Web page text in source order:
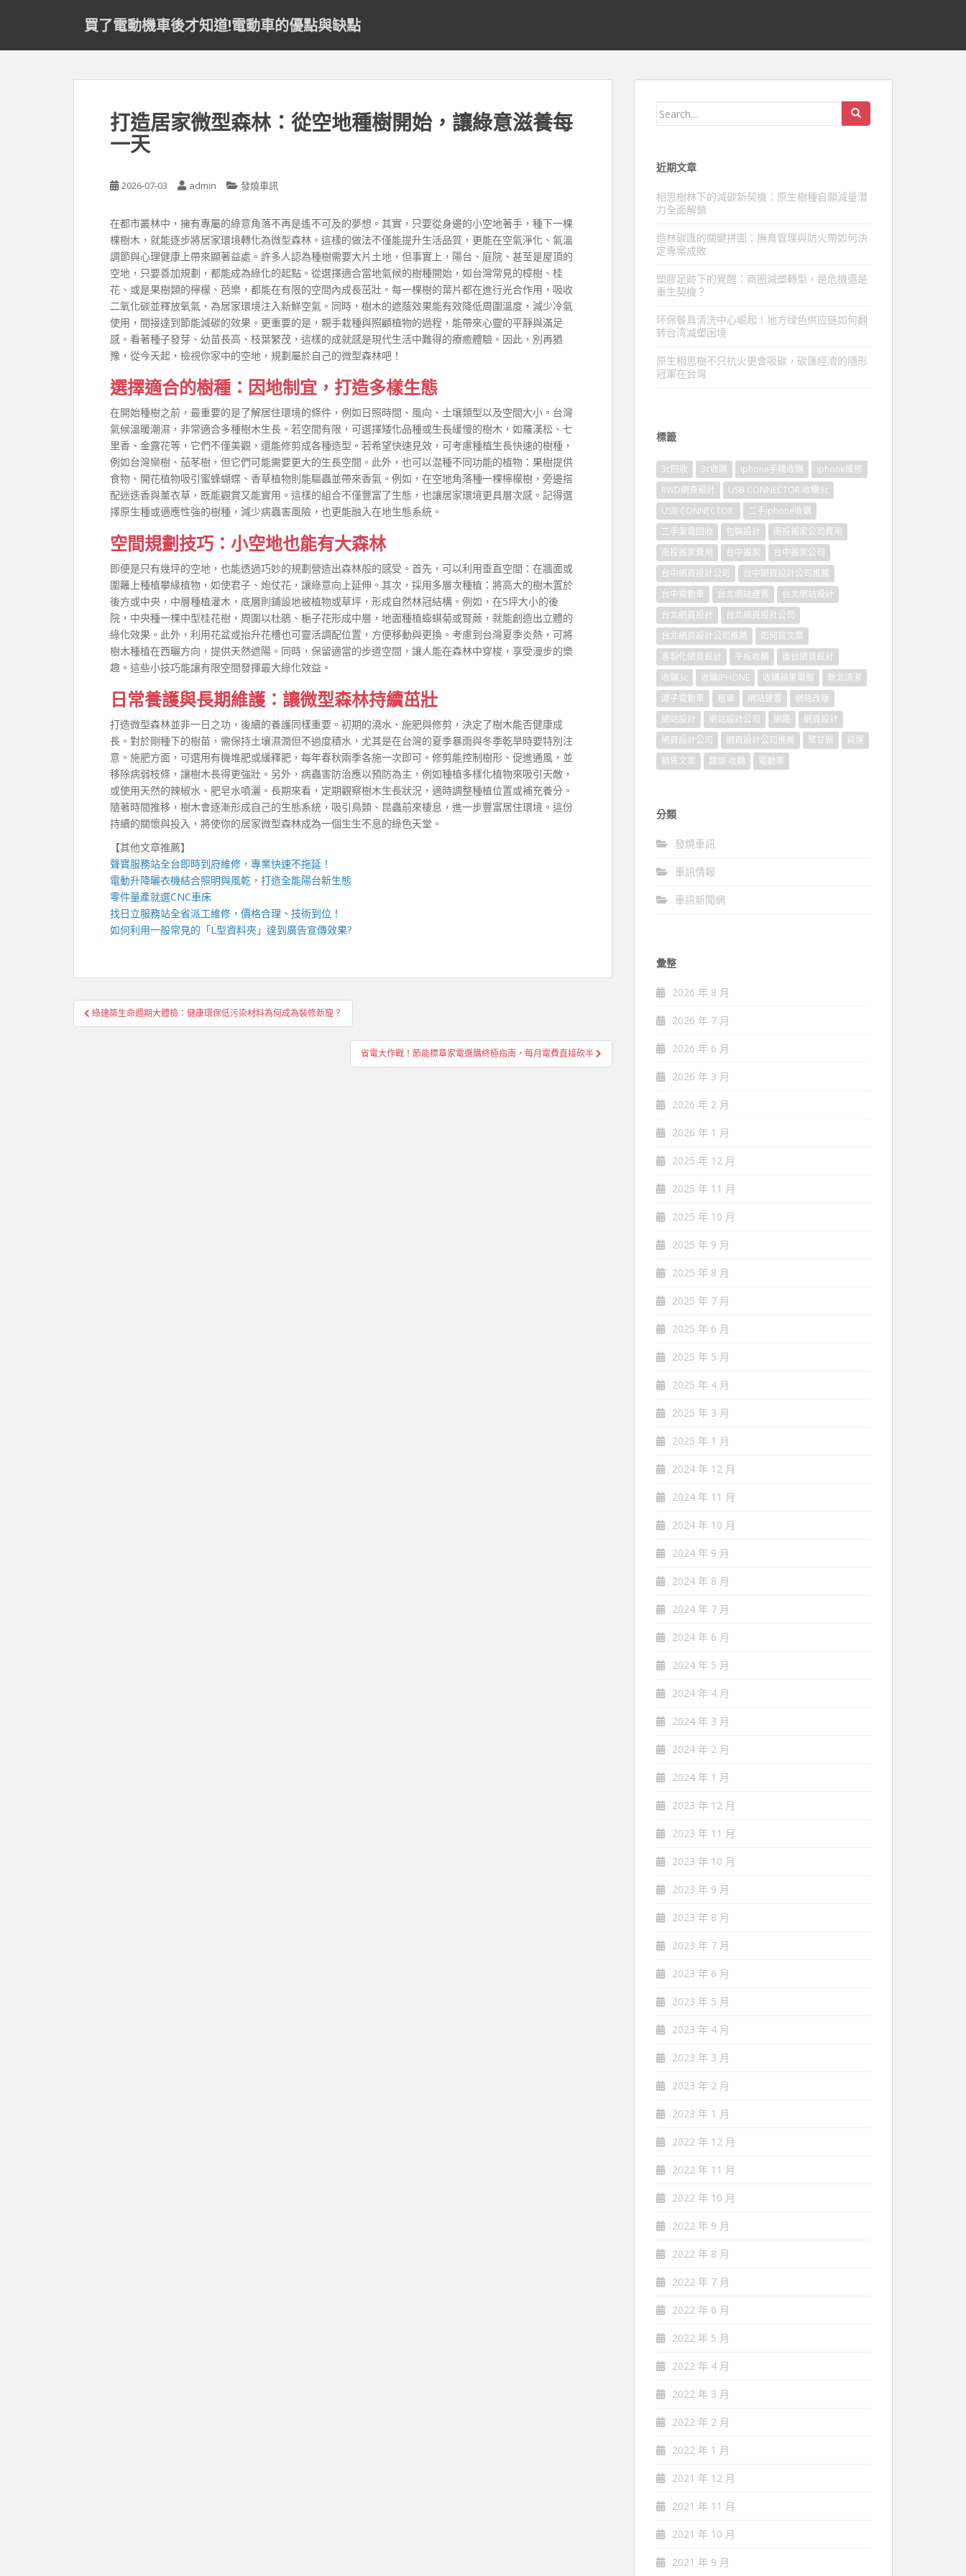
買了電動機車後才知道!電動車的優點與缺點
打造居家微型森林：從空地種樹開始，讓綠意滋養每
一天
2026-07-03 admin 發燒車訊
在都市叢林中，擁有專屬的綠意角落不再是遙不可及的夢想。其實，只要從身邊的小空地著手，種下一棵
棵樹木，就能逐步將居家環境轉化為微型森林。這樣的做法不僅能提升生活品質，更能在空氣淨化、氣溫
調節與心理健康上帶來顯著益處。許多人認為種樹需要大片土地，但事實上，陽台、庭院、甚至是屋頂的
空地，只要善加規劃，都能成為綠化的起點。從選擇適合當地氣候的樹種開始，如台灣常見的樟樹、桂
花、或是果樹類的檸檬、芭樂，都能在有限的空間內成長茁壯。每一棵樹的葉片都在進行光合作用，吸收
二氧化碳並釋放氧氣，為居家環境注入新鮮空氣。同時，樹木的遮蔭效果能有效降低周圍溫度，減少冷氣
使用，間接達到節能減碳的效果。更重要的是，親手栽種與照顧植物的過程，能帶來心靈的平靜與滿足
感。看著種子發芽、幼苗長高、枝葉繁茂，這樣的成就感是現代生活中難得的療癒體驗。因此，別再猶
豫，從今天起，檢視你家中的空地，規劃屬於自己的微型森林吧！
選擇適合的樹種：因地制宜，打造多樣生態
在開始種樹之前，最重要的是了解居住環境的條件，例如日照時間、風向、土壤類型以及空間大小。台灣
氣候溫暖潮濕，非常適合多種樹木生長。若空間有限，可選擇矮化品種或生長緩慢的樹木，如羅漢松、七
里香、金露花等，它們不僅美觀，還能修剪成各種造型。若希望快速見效，可考慮種植生長快速的樹種，
例如台灣欒樹、茄苳樹，但它們可能需要更大的生長空間。此外，也可以混種不同功能的植物：果樹提供
食物、開花植物吸引蜜蜂蝴蝶、香草植物則能驅蟲並帶來香氣。例如，在空地角落種一棵檸檬樹，旁邊搭
配迷迭香與薰衣草，既能觀賞又能實用。這樣的組合不僅豐富了生態，也讓居家環境更具層次感。記得選
擇原生種或適應性強的樹種，減少病蟲害風險，也更能融入在地生態系統。
空間規劃技巧：小空地也能有大森林
即便是只有幾坪的空地，也能透過巧妙的規劃營造出森林般的感受。首先，可以利用垂直空間：在牆面或
圍籬上種植攀緣植物，如使君子、炮仗花，讓綠意向上延伸。其次，採用多層次種植：將高大的樹木置於
後方或中央，中層種植灌木，底層則鋪設地被植物或草坪，形成自然林冠結構。例如，在5坪大小的後
院，中央種一棵中型桂花樹，周圍以杜鵑、梔子花形成中層，地面種植蟛蜞菊或腎蕨，就能創造出立體的
綠化效果。此外，利用花盆或抬升花槽也可靈活調配位置，方便移動與更換。考慮到台灣夏季炎熱，可將
樹木種植在西曬方向，提供天然遮陽。同時，保留適當的步道空間，讓人能在森林中穿梭，享受漫步的樂
趣。這些小技巧能讓有限空間發揮最大綠化效益。
日常養護與長期維護：讓微型森林持續茁壯
打造微型森林並非一日之功，後續的養護同樣重要。初期的澆水、施肥與修剪，決定了樹木能否健康成
長。對於剛種下的樹苗，需保持土壤濕潤但不過度積水，尤其是在台灣的夏季暴雨與冬季乾旱時要特別注
意。施肥方面，可選用有機堆肥或緩釋肥，每年春秋兩季各施一次即可。修剪能控制樹形、促進通風，並
移除病弱枝條，讓樹木長得更強壯。另外，病蟲害防治應以預防為主，例如種植多樣化植物來吸引天敵，
或使用天然的辣椒水、肥皂水噴灑。長期來看，定期觀察樹木生長狀況，適時調整種植位置或補充養分。
隨著時間推移，樹木會逐漸形成自己的生態系統，吸引鳥類、昆蟲前來棲息，進一步豐富居住環境。這份
持續的關懷與投入，將使你的居家微型森林成為一個生生不息的綠色天堂。
【其他文章推薦】
聲寶服務站全台即時到府維修，專業快速不拖延！
電動升降曬衣機結合照明與風乾，打造全能陽台新生態
零件量產就選CNC車床
找日立服務站全省派工維修，價格合理、技術到位！
如何利用一般常見的「L型資料夾」達到廣告宣傳效果?
文
章
綠建築生命週期大體檢：健康環保低污染材料為何成為裝修新寵？
省電大作戰！節能標章家電選購終極指南，每月電費直接砍半
Search
近期文章
相思樹林下的減碳新契機：原生樹種自願減量潛
力全面解鎖
造林碳匯的關鍵拼圖：撫育管理與防火帶如何決
定專案成敗
塑膠足跡下的覺醒：商圈減塑轉型，是危機還是
重生契機？
环保餐具清洗中心崛起！地方绿色供应链如何翻
转台湾减塑困境
原生相思樹不只抗火更會吸碳，碳匯經濟的隱形
冠軍在台灣
標籤
3c回收 3c收購 iphone手機收購
iphone維修
RWD網頁設計
USB CONNECTOR.收購3c
USB CONNECTOR
二手iphone收購
二手筆電回收
包裝設計
南投搬家公司費用
南投搬家費用
台中搬家
台中搬家公司
台中網頁設計公司
台中網頁設計公司推薦
台中電動車
台北網站建置
台北網站設計
台北網頁設計
台北網頁設計公司
台北網頁設計公司推薦
如何寫文案
客製化網頁設計
平板收購
後台網頁設計
收購3c
收購IPHONE 收購蘋果電腦
新北清潔
潭子電動車
租車 網站建置
網站改版
網站設計
網站設計公司 網路
網頁設計
網頁設計公司
網頁設計公司推薦 聚甘新
貨運
銷售文案
鏡頭 收購 電動車
分類
發燒車訊
車訊情報
車訊新聞網
彙整
2026 年 8 月
2026 年 7 月
2026 年 6 月
2026 年 3 月
2026 年 2 月
2026 年 1 月
2025 年 12 月
2025 年 11 月
2025 年 10 月
2025 年 9 月
2025 年 8 月
2025 年 7 月
2025 年 6 月
2025 年 5 月
2025 年 4 月
2025 年 3 月
2025 年 1 月
2024 年 12 月
2024 年 11 月
2024 年 10 月
2024 年 9 月
2024 年 8 月
2024 年 7 月
2024 年 6 月
2024 年 5 月
2024 年 4 月
2024 年 3 月
2024 年 2 月
2024 年 1 月
2023 年 12 月
2023 年 11 月
2023 年 10 月
2023 年 9 月
2023 年 8 月
2023 年 7 月
2023 年 6 月
2023 年 5 月
2023 年 4 月
2023 年 3 月
2023 年 2 月
2023 年 1 月
2022 年 12 月
2022 年 11 月
2022 年 10 月
2022 年 9 月
2022 年 8 月
2022 年 7 月
2022 年 6 月
2022 年 5 月
2022 年 4 月
2022 年 3 月
2022 年 2 月
2022 年 1 月
2021 年 12 月
2021 年 11 月
2021 年 10 月
2021 年 9 月